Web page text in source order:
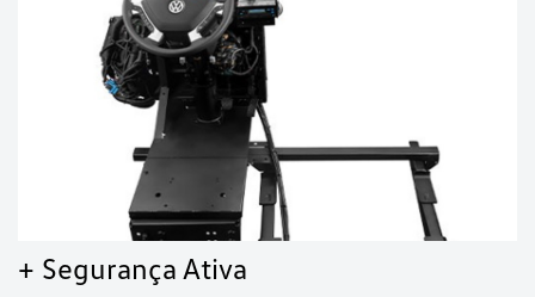
+ Segurança Ativa